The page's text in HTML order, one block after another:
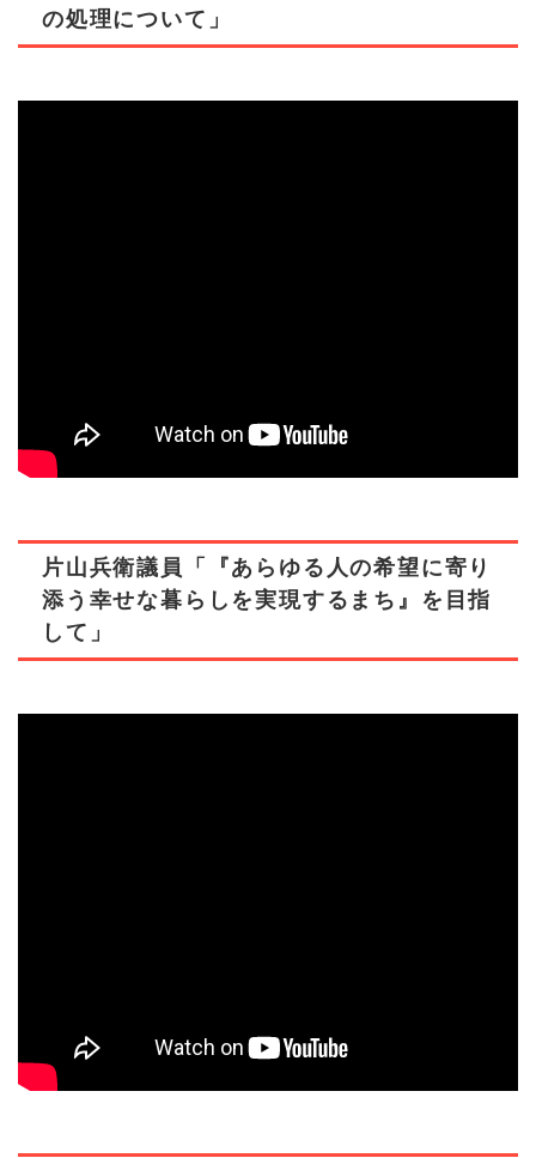
の処理について」
片山兵衛議員「『あらゆる人の希望に寄り
添う幸せな暮らしを実現するまち』を目指
して」